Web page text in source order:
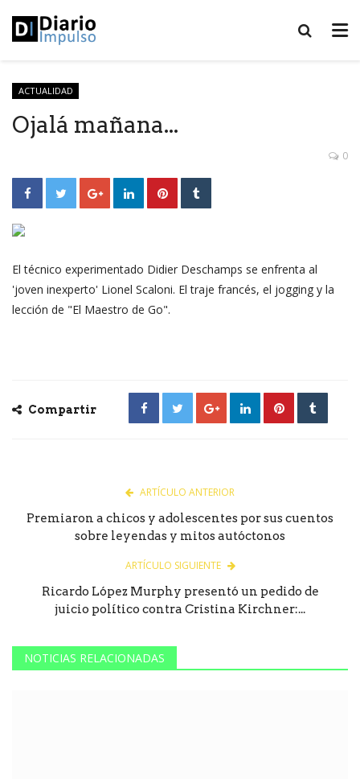
ACTUALIDAD
Ojalá mañana...
0
El técnico experimentado Didier Deschamps se enfrenta al
'joven inexperto' Lionel Scaloni. El traje francés, el jogging y la
lección de "El Maestro de Go".
Compartir
ARTÍCULO ANTERIOR
Premiaron a chicos y adolescentes por sus cuentos
sobre leyendas y mitos autóctonos
ARTÍCULO SIGUIENTE
Ricardo López Murphy presentó un pedido de
juicio político contra Cristina Kirchner:...
NOTICIAS RELACIONADAS